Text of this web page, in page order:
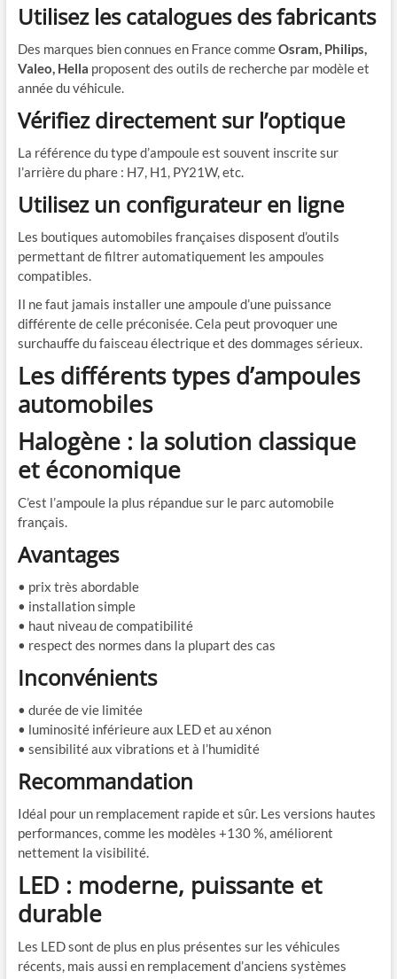
Utilisez les catalogues des fabricants
Des marques bien connues en France commeOsram, Philips,
Valeo, Hella proposent des outils de recherche par modèle et
année du véhicule.
Vérifiez directement sur l’optique
La référence du type d’ampoule est souvent inscrite sur
l’arrière du phare : H7, H1, PY21W, etc.
Utilisez un configurateur en ligne
Les boutiques automobiles françaises disposent d’outils
permettant de filtrer automatiquement les ampoules
compatibles.
Il ne faut jamais installer une ampoule d’une puissance
différente de celle préconisée. Cela peut provoquer une
surchauffe du faisceau électrique et des dommages sérieux.
Les différents types d’ampoules
automobiles
Halogène : la solution classique
et économique
C’est l’ampoule la plus répandue sur le parc automobile
français.
Avantages
• prix très abordable
• installation simple
• haut niveau de compatibilité
• respect des normes dans la plupart des cas
Inconvénients
• durée de vie limitée
• luminosité inférieure aux LED et au xénon
• sensibilité aux vibrations et à l’humidité
Recommandation
Idéal pour un remplacement rapide et sûr. Les versions hautes
performances, comme les modèles +130 %, améliorent
nettement la visibilité.
LED : moderne, puissante et
durable
Les LED sont de plus en plus présentes sur les véhicules
récents, mais aussi en remplacement d’anciens systèmes